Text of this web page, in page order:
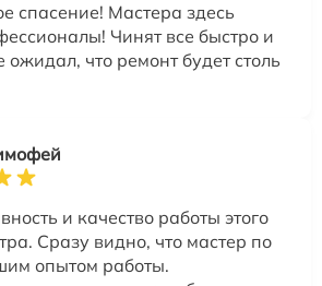
спасение! Мастера здесь
Чинят все быстро и
ожидал, что ремонт будет столь
и качество работы этого
Сразу видно, что мастер по
опытом работы.